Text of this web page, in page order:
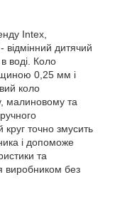
Intex,
відмінний дитячий
воді. Коло
0,25 мм і
коло
малиновому та
круг точно змусить
і допоможе
та
виробником без